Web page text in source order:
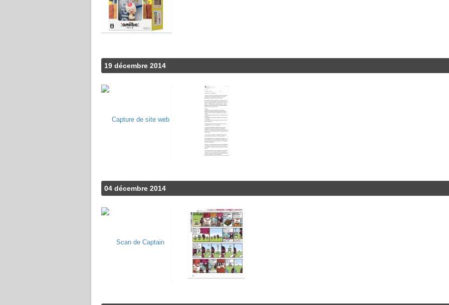
19 décembre 2014
04 décembre 2014